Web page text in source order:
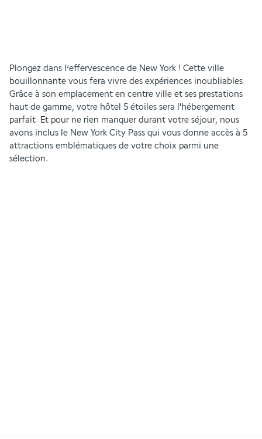
Plongez dans l’effervescence de New York ! Cette ville
bouillonnante vous fera vivre des expériences inoubliables.
Grâce à son emplacement en centre ville et ses prestations
haut de gamme, votre hôtel 5 étoiles sera l'hébergement
parfait. Et pour ne rien manquer durant votre séjour, nous
avons inclus le New York City Pass qui vous donne accès à 5
attractions emblématiques de votre choix parmi une
sélection.